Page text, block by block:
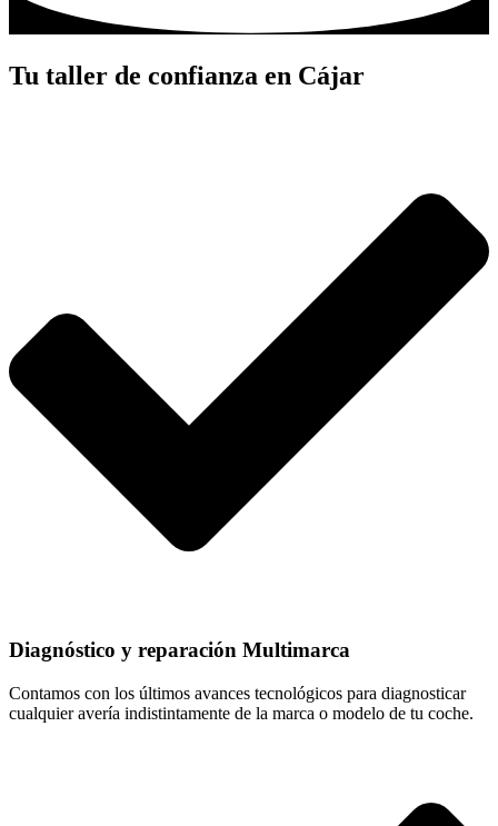
Tu taller de confianza en Cájar
Diagnóstico y reparación Multimarca
Contamos con los últimos avances tecnológicos para diagnosticar
cualquier avería indistintamente de la marca o modelo de tu coche.